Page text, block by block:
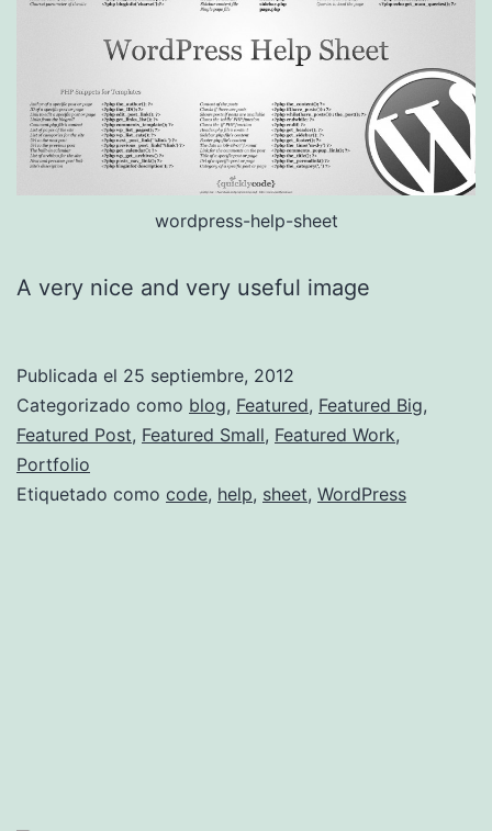
wordpress-help-sheet
A very nice and very useful image
Publicada el 25 septiembre, 2012
Categorizado como blog, Featured, Featured Big,
Featured Post, Featured Small, Featured Work,
Portfolio
Etiquetado como code, help, sheet, WordPress